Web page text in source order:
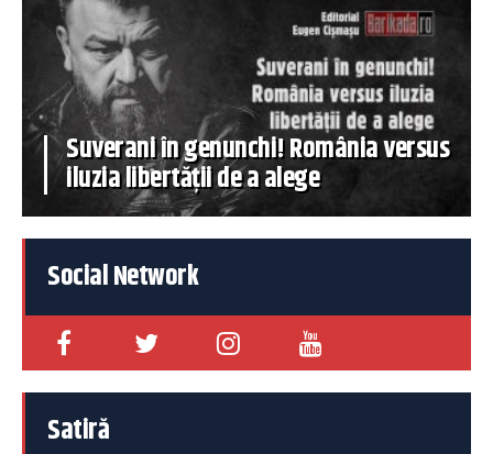
Suverani în genunchi! România versus
iluzia libertății de a alege
Social Network
Satiră